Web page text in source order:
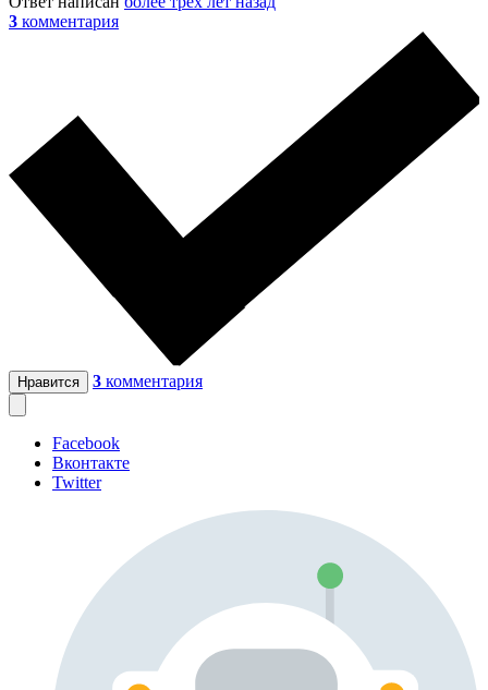
3 комментария
Нравится 3 комментария
Facebook
Вконтакте
Twitter